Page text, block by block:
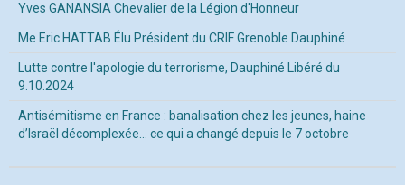
Yves GANANSIA Chevalier de la Légion d'Honneur
Me Eric HATTAB Élu Président du CRIF Grenoble Dauphiné
Lutte contre l'apologie du terrorisme, Dauphiné Libéré du
9.10.2024
Antisémitisme en France : banalisation chez les jeunes, haine
d’Israël décomplexée… ce qui a changé depuis le 7 octobre